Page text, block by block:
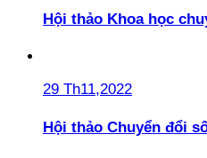
Hội thảo Khoa học
29 Th11,2022
Hội thảo Chuyển đổi